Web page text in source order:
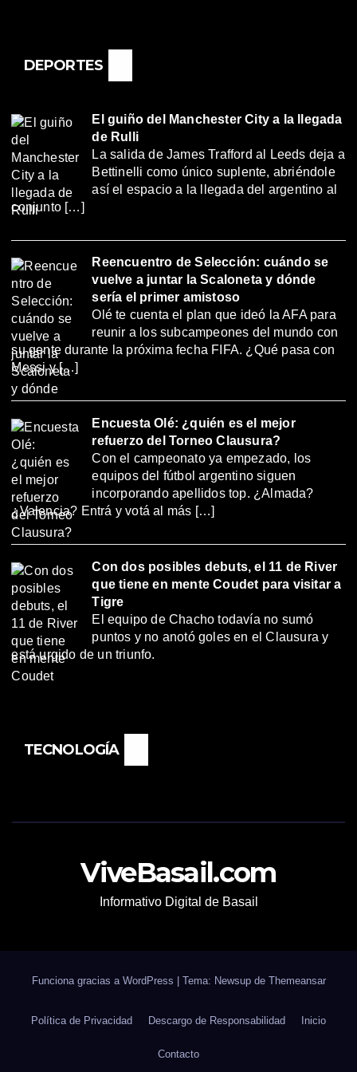
DEPORTES
El guiño del Manchester City a la llegada
de Rulli
La salida de James Trafford al Leeds deja a
Bettinelli como único suplente, abriéndole
así el espacio a la llegada del argentino al
conjunto […]
Reencuentro de Selección: cuándo se
vuelve a juntar la Scaloneta y dónde
sería el primer amistoso
Olé te cuenta el plan que ideó la AFA para
reunir a los subcampeones del mundo con
su gente durante la próxima fecha FIFA. ¿Qué pasa con
Messi y […]
Encuesta Olé: ¿quién es el mejor
refuerzo del Torneo Clausura?
Con el campeonato ya empezado, los
equipos del fútbol argentino siguen
incorporando apellidos top. ¿Almada?
¿Valencia? Entrá y votá al más […]
Con dos posibles debuts, el 11 de River
que tiene en mente Coudet para visitar a
Tigre
El equipo de Chacho todavía no sumó
puntos y no anotó goles en el Clausura y
está urgido de un triunfo.
TECNOLOGÍA
ViveBasail.com
Informativo Digital de Basail
Funciona gracias a WordPress Tema: Newsup de Themeansar
Política de Privacidad Descargo de Responsabilidad Inicio
Contacto